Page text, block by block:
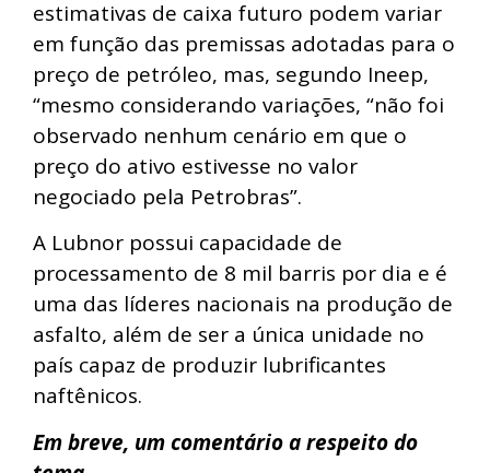
estimativas de caixa futuro podem variar
em função das premissas adotadas para o
preço de petróleo, mas, segundo Ineep,
“mesmo considerando variações, “não foi
observado nenhum cenário em que o
preço do ativo estivesse no valor
negociado pela Petrobras”.
A Lubnor possui capacidade de
processamento de 8 mil barris por dia e é
uma das líderes nacionais na produção de
asfalto, além de ser a única unidade no
país capaz de produzir lubrificantes
naftênicos.
Em breve, um comentário a respeito do